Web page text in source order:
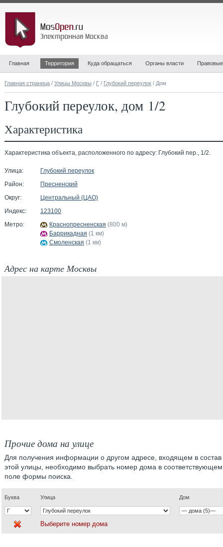
Главная Территория Куда обращаться Органы власти
Главная страница / Улицы Москвы / Г / Глубокий переулок / Дом
Глубокий переулок, дом 1/2
Характеристика
Характеристика объекта, расположенного по адресу: Глубокий пер., 1/2.
Улица:
Глубокий переулок
Район:
Пресненский
Округ:
Центральный (ЦАО)
Индекс:
123100
Метро:
Краснопресненская (800 м)
Баррикадная (1 км)
Смоленская (1 км)
Адрес на карте Москвы
Прочие дома на улице
Для получения информации о другом адресе, входящем в состав
этой улицы, необходимо выбрать номер дома в соответствующем
поле формы поиска.
Буква Улица Дом
Выберите номер дома